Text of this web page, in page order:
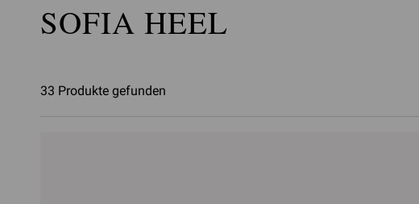
SOFIA HEEL
33 Produkte gefunden